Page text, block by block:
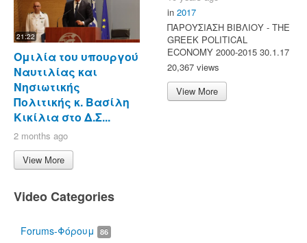
21:22
Ομιλία του υπουργού
Ναυτιλίας και
Νησιωτικής
Πολιτικής κ. Βασίλη
Κικίλια στο Δ.Σ...
2 months ago
View More
Video Categories
Forums-Φόρουμ 86
in 2017
ΠΑΡΟΥΣΙΑΣΗ ΒΙΒΛΙΟΥ - ΤΗΕ
GREEK POLITICAL
ECONOMY 2000-2015 30.1.17
20,367 views
View More